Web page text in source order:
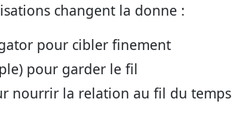
changent la donne :
pour cibler finement
pour garder le fil
nourrir la relation au fil du temps